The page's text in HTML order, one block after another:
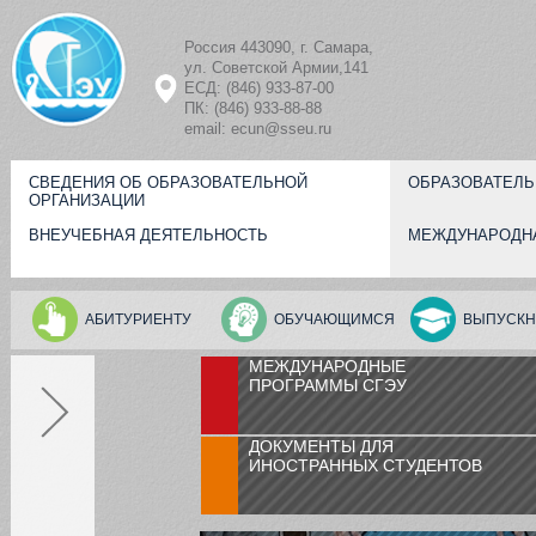
Перейти к основному содержанию
Россия 443090, г. Самара,
ул. Советской Армии,141
ЕСД: (846) 933-87-00
ПК: (846) 933-88-88
email: ecun@sseu.ru
СВЕДЕНИЯ ОБ ОБРАЗОВАТЕЛЬНОЙ
ОРГАНИЗАЦИИ
ВНЕУЧЕБНАЯ ДЕЯТЕЛЬНОСТЬ
ОБУЧАЮЩИМСЯ
АБИТУРИЕНТУ
МЕЖДУНАРОДНЫЕ
ПРОГРАММЫ СГЭУ
ДОКУМЕНТЫ ДЛЯ
ИНОСТРАННЫХ СТУДЕНТОВ